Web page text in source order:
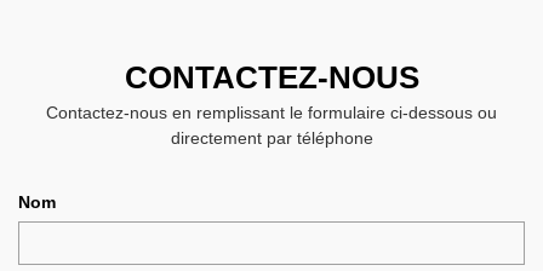
CONTACTEZ-NOUS
Contactez-nous en remplissant le formulaire ci-dessous ou
directement par téléphone
Nom